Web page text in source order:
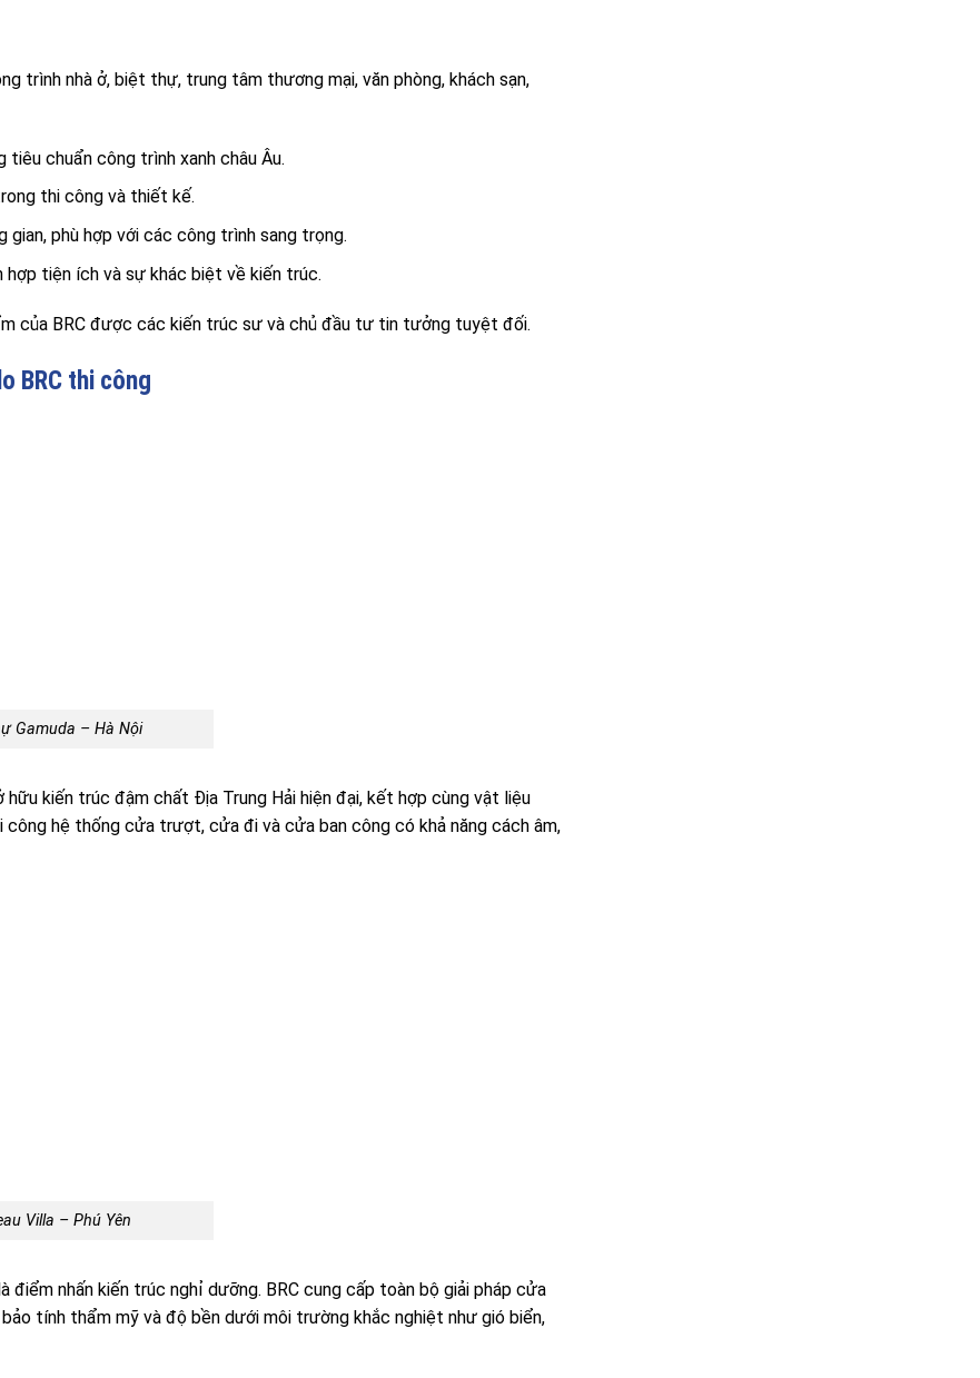
trình nhà ở, biệt thự, trung tâm thương mại, văn phòng, khách sạn,
chuẩn công trình xanh châu Âu.
thi công và thiết kế.
gian, phù hợp với các công trình sang trọng.
hợp tiện ích và sự khác biệt về kiến trúc.
của BRC được các kiến trúc sư và chủ đầu tư tin tưởng tuyệt đối.
BRC thi công
Gamuda – Hà Nội
kiến trúc đậm chất Địa Trung Hải hiện đại, kết hợp cùng vật liệu
hệ thống cửa trượt, cửa đi và cửa ban công có khả năng cách âm,
Villa – Phú Yên
điểm nhấn kiến trúc nghỉ dưỡng. BRC cung cấp toàn bộ giải pháp cửa
tính thẩm mỹ và độ bền dưới môi trường khắc nghiệt như gió biển,